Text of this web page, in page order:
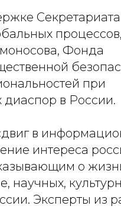
процессов,
Фонда
при
диаспор в России.
в
интереса
о
научных,
Эксперты из